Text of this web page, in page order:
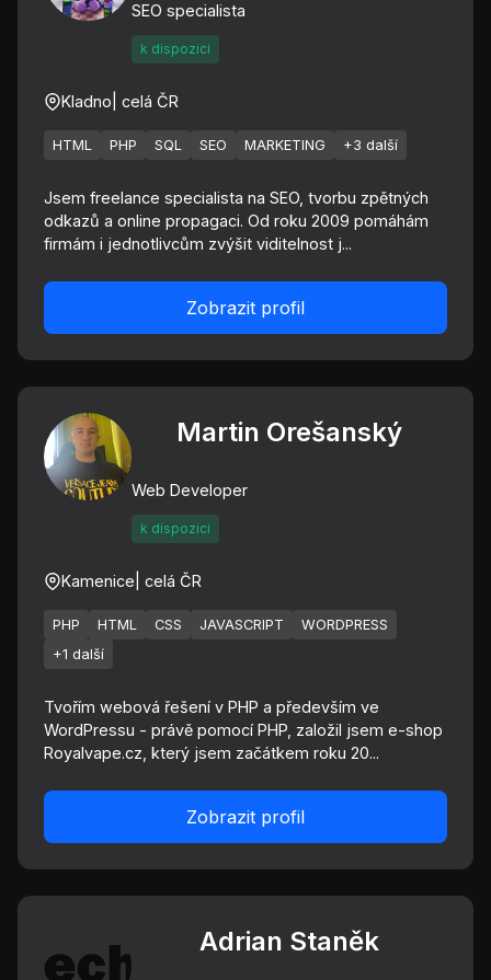
SEO specialista
k dispozici
Kladno | celá ČR
HTML PHP SQL SEO MARKETING +3 další
Jsem freelance specialista na SEO, tvorbu zpětných
odkazů a online propagaci. Od roku 2009 pomáhám
firmám i jednotlivcům zvýšit viditelnost j...
Zobrazit profil
Martin Orešanský
Web Developer
k dispozici
Kamenice | celá ČR
PHP HTML CSS JAVASCRIPT
WORDPRESS
+1 další
Tvořím webová řešení v PHP a především ve
WordPressu - právě pomocí PHP, založil jsem e-shop
Royalvape.cz, který jsem začátkem roku 20...
Zobrazit profil
Adrian Staněk